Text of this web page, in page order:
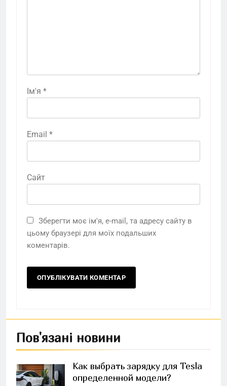
Ім'я *
Email *
Сайт
Зберегти моє ім'я, e-mail, та адресу сайту в
цьому браузері для моїх подальших
коментарів.
Пов'язані новини
Как выбрать зарядку для Tesla
определенной модели?